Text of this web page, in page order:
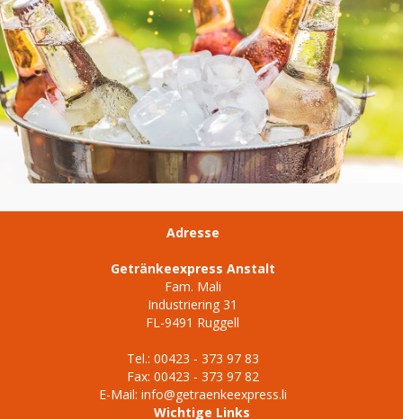
Adresse
Getränkeexpress Anstalt
Fam. Mali
Industriering 31
FL-9491 Ruggell
Tel.: 00423 - 373 97 83
Fax: 00423 - 373 97 82
E-Mail: info@getraenkeexpress.li
Wichtige Links